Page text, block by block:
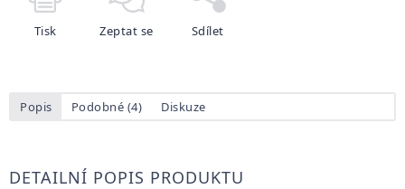
Tisk Zeptat se Sdílet
Popis Podobné (4) Diskuze
DETAILNÍ POPIS PRODUKTU